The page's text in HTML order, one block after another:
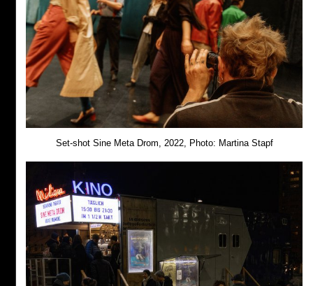
Set-shot Sine Meta Drom, 2022, Photo: Martina Stapf